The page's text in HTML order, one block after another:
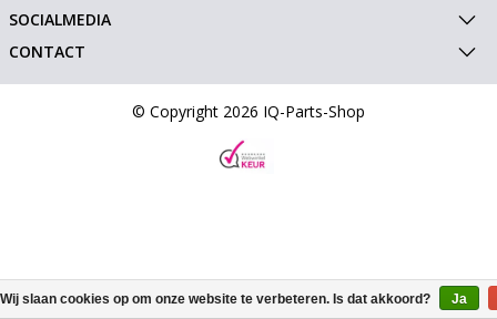
SOCIALMEDIA
CONTACT
© Copyright 2026 IQ-Parts-Shop
Wij slaan cookies op om onze website te verbeteren. Is dat akkoord? Ja